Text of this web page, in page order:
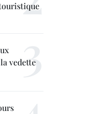
vedette